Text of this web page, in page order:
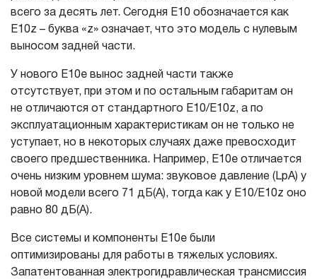
всего за десять лет. Сегодня E10 обозначается как
E10z – буква «z» означает, что это модель с нулевым
выносом задней части.
У нового E10e вынос задней части также
отсутствует, при этом и по остальным габаритам он
не отличаются от стандартного E10/E10z, а по
эксплуатационным характеристикам он не только не
уступает, но в некоторых случаях даже превосходит
своего предшественника. Например, E10e отличается
очень низким уровнем шума: звуковое давление (LpA) у
новой модели всего 71 дБ(А), тогда как у E10/E10z оно
равно 80 дБ(А).
Все системы и компоненты E10e были
оптимизированы для работы в тяжелых условиях.
Запатентованная электрогидравлическая трансмиссия